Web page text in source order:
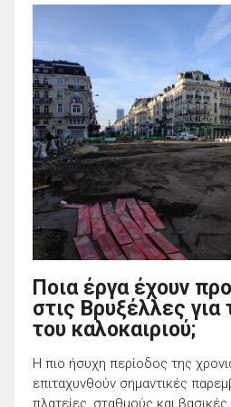
Ποια έργα έχουν
στις Βρυξέλλες για
του καλοκαιριού;
Η πιο ήσυχη περίοδος της
επιταχυνθούν σημαντικές
πλατείες, σταθμούς και